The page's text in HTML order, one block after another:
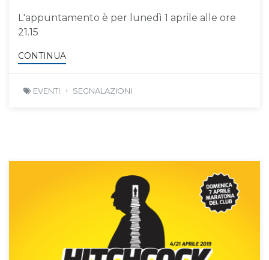
L'appuntamento è per lunedì 1 aprile alle ore
21.15
CONTINUA
EVENTI SEGNALAZIONI